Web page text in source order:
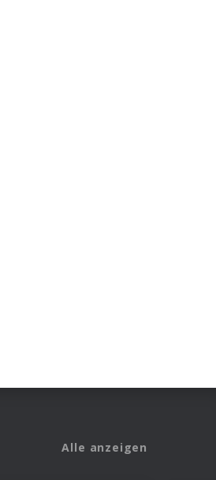
Alle anzeigen